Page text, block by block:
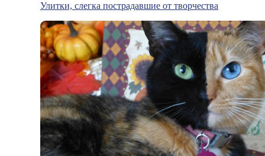
Улитки, слегка пострадавшие от творчества